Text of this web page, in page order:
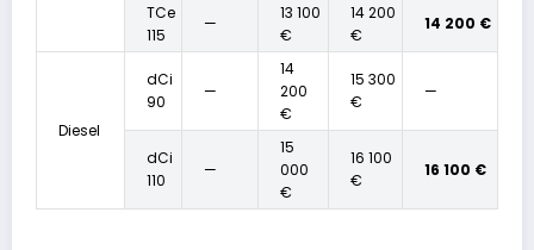
TCe
115
—
13 100
€
14 200
€
14 200 €
Diesel
dCi
90
—
14
200
€
15 300
€
—
dCi
110
—
15
000
€
16 100
€
16 100 €